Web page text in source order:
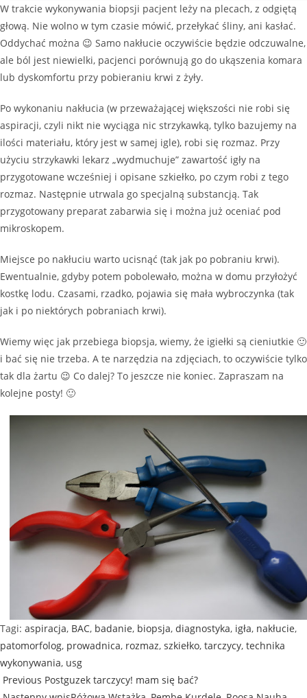
W trakcie wykonywania biopsji pacjent leży na plecach, z odgiętą
głową. Nie wolno w tym czasie mówić, przełykać śliny, ani kasłać.
Oddychać można 😉 Samo nakłucie oczywiście będzie odczuwalne,
ale ból jest niewielki, pacjenci porównują go do ukąszenia komara
lub dyskomfortu przy pobieraniu krwi z żyły.
Po wykonaniu nakłucia (w przeważającej większości nie robi się
aspiracji, czyli nikt nie wyciąga nic strzykawką, tylko bazujemy na
ilości materiału, który jest w samej igle), robi się rozmaz. Przy
użyciu strzykawki lekarz „wydmuchuje” zawartość igły na
przygotowane wcześniej i opisane szkiełko, po czym robi z tego
rozmaz. Następnie utrwala go specjalną substancją. Tak
przygotowany preparat zabarwia się i można już oceniać pod
mikroskopem.
Miejsce po nakłuciu warto ucisnąć (tak jak po pobraniu krwi).
Ewentualnie, gdyby potem pobolewało, można w domu przyłożyć
kostkę lodu. Czasami, rzadko, pojawia się mała wybroczynka (tak
jak i po niektórych pobraniach krwi).
Wiemy więc jak przebiega biopsja, wiemy, że igiełki są cieniutkie 🙂
i bać się nie trzeba. A te narzędzia na zdjęciach, to oczywiście tylko
tak dla żartu 😉 Co dalej? To jeszcze nie koniec. Zapraszam na
kolejne posty! 🙂
Tagi: aspiracja, BAC, badanie, biopsja, diagnostyka, igła, nakłucie,
patomorfolog, prowadnica, rozmaz, szkiełko, tarczycy, technika
wykonywania, usg
Previous Postguzek tarczycy! mam się bać?